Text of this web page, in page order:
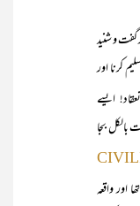
و شنید
کرنا اور
ایسے
بالکل بجا
اور واقعہ